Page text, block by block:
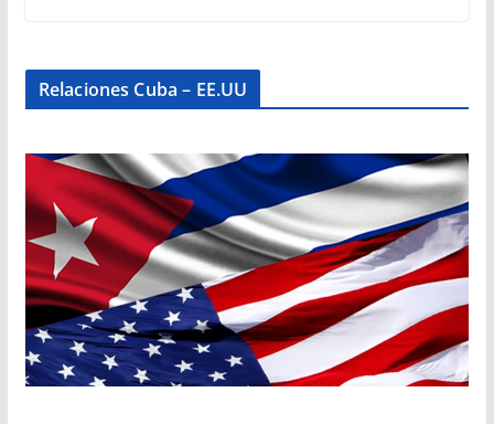
Relaciones Cuba – EE.UU